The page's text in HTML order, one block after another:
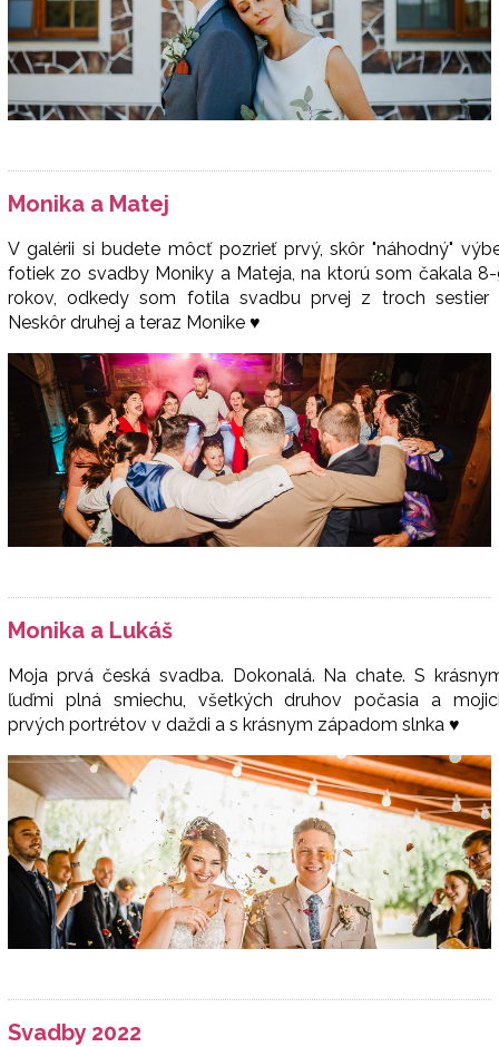
Monika a Matej
V galérii si budete môcť pozrieť prvý, skôr "náhodný"
fotiek zo svadby Moniky a Mateja, na ktorú som čakala
rokov, odkedy som fotila svadbu prvej z troch sestier
Neskôr druhej a teraz Monike ♥
Monika a Lukáš
Moja prvá česká svadba. Dokonalá. Na chate. S
ľuďmi plná smiechu, všetkých druhov počasia a
prvých portrétov v daždi a s krásnym západom slnka ♥
Svadby 2022